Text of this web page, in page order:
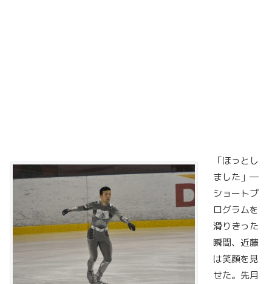
「ほっとし
ました」―
ショートプ
ログラムを
滑りきった
瞬間、近藤
は笑顔を見
せた。先月